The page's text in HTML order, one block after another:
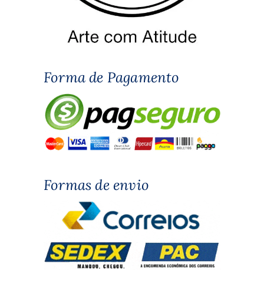
Forma de Pagamento
Formas de envio